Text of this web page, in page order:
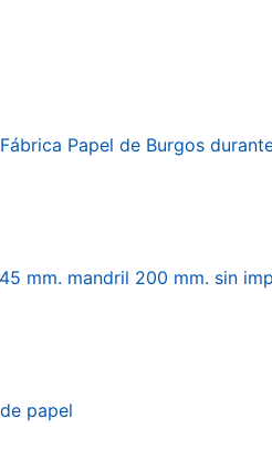
Papel de Burgos
mm. mandril 200 mm. sin
papel